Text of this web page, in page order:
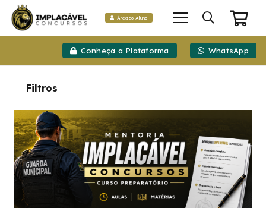
Área do Aluno
Conheça a Plataforma WhatsApp
Filtros